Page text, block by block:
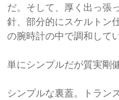
だ。そして、厚く出っ張
針、部分的にスケルトン
の腕時計の中で調和してい
単にシンプルだが質実剛
シンプルな裏蓋。トラン